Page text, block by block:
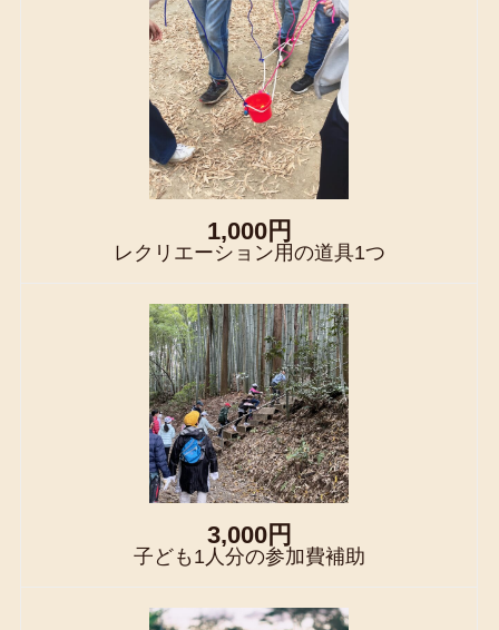
1,000円
レクリエーション用の道具1つ
3,000円
子ども1人分の参加費補助